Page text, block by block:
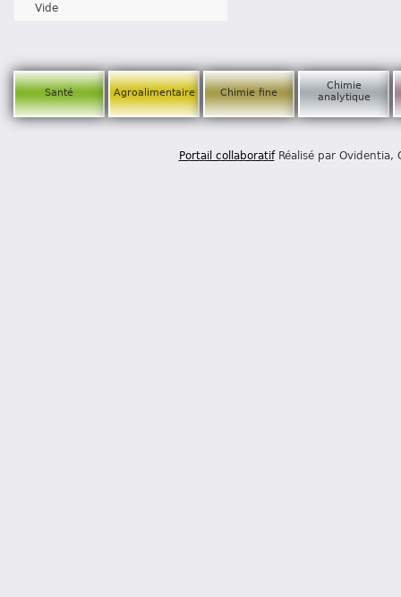
Vide
Santé Agroalimentaire Chimie fine
Chimie
analytique
Portail collaboratifRéalisé par Ovidentia,